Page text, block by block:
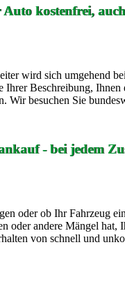
kostenfrei,
wird sich umgehend
Ihrer Beschreibung,
Wir besuchen Sie
- bei jedem
oder ob Ihr Fahrzeug
oder andere Mängel
von schnell und